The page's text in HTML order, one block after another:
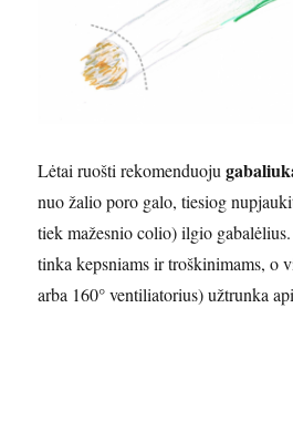
Lėtai ruošti rekomenduoju
nuo žalio poro galo, tiesiog
tiek mažesnio colio) ilgio
tinka kepsniams ir troškinimams, o
arba 160° ventiliatorius) užtrunka